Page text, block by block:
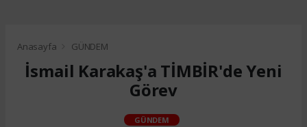
Anasayfa GÜNDEM
İsmail Karakaş'a TİMBİR'de Yeni
Görev
GÜNDEM